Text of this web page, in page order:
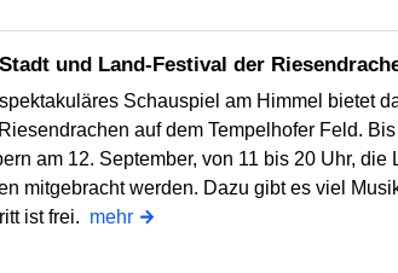
Stadt und Land-Festival der
Schauspiel am Himmel bietet
auf dem Tempelhofer Feld.
am 12. September, von 11 bis 20 Uhr, die
mitgebracht werden. Dazu gibt es viel
ist frei. mehr